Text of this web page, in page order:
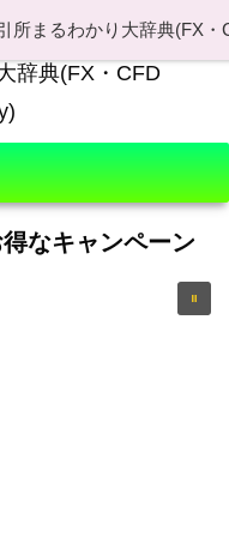
なキャンペーン